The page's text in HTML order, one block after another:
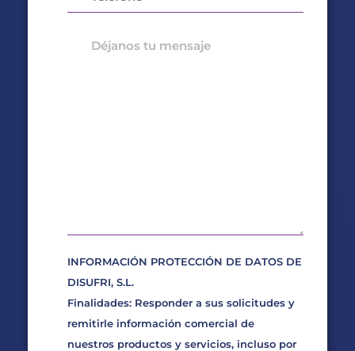
INFORMACIÓN PROTECCIÓN DE DATOS DE
DISUFRI, S.L.
Finalidades: Responder a sus solicitudes y
remitirle información comercial de
nuestros productos y servicios, incluso por